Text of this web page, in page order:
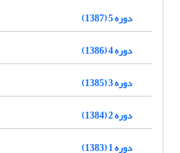
دوره 5 (1387)
دوره 4 (1386)
دوره 3 (1385)
دوره 2 (1384)
دوره 1 (1383)